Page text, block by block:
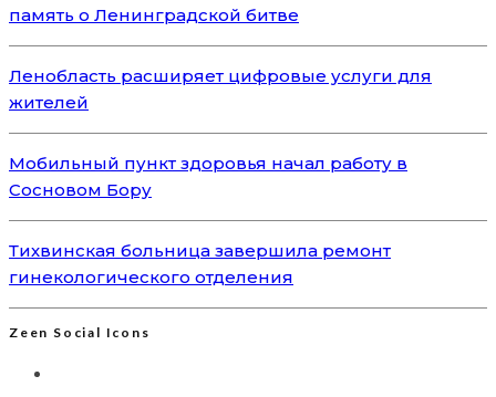
память о Ленинградской битве
Ленобласть расширяет цифровые услуги для
жителей
Мобильный пункт здоровья начал работу в
Сосновом Бору
Тихвинская больница завершила ремонт
гинекологического отделения
Zeen Social Icons